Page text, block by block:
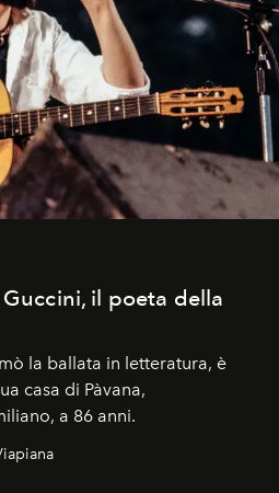
il poeta della
la ballata in letteratura, è
casa di Pàvana,
a 86 anni.